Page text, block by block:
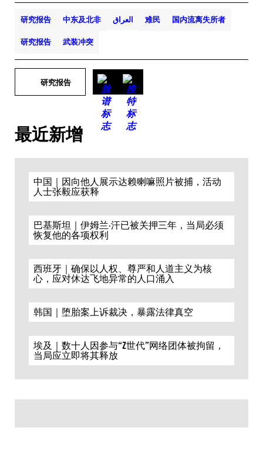
研究报告 中东及北非 العراق 难民 国内流离失所者
研究报告 武装冲突
研究报告
最近新增
中国｜因向他人展示达赖喇嘛照片被捕，活动
人士张毅应获释
巴基斯坦｜伊姆兰·汗已被关押三年，当局必须
恢复他的各项权利
西班牙｜确保以人权、尊严和人道主义为核
心，应对休达飞地异常的人口涌入
韩国｜堕胎案上诉裁决，暴露法律真空
埃及｜数十人因参与“Z世代”网络团体被拘留，
当局应立即将其释放